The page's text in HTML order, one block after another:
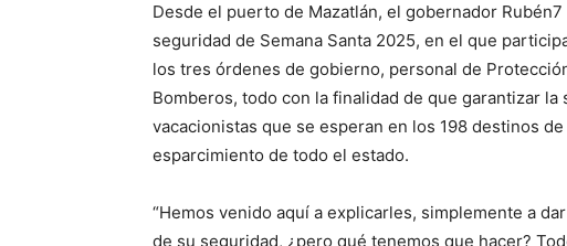
Desde el puerto de Mazatlán, el gobernador
seguridad de Semana Santa 2025, en el que
los tres órdenes de gobierno, personal de
Bomberos, todo con la finalidad de que garantizar
vacacionistas que se esperan en los 198 destinos
esparcimiento de todo el estado.
“Hemos venido aquí a explicarles, simplemente a
de su seguridad, ¿pero qué tenemos que hacer?